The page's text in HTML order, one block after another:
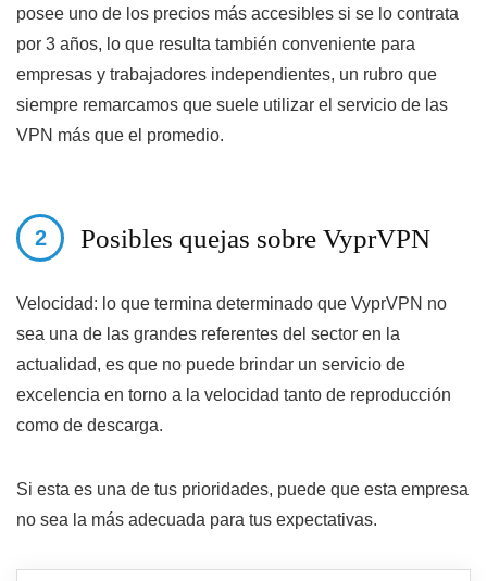
posee uno de los precios más accesibles si se lo contrata
por 3 años, lo que resulta también conveniente para
empresas y trabajadores independientes, un rubro que
siempre remarcamos que suele utilizar el servicio de las
VPN más que el promedio.
Posibles quejas sobre VyprVPN
Velocidad: lo que termina determinado que VyprVPN no
sea una de las grandes referentes del sector en la
actualidad, es que no puede brindar un servicio de
excelencia en torno a la velocidad tanto de reproducción
como de descarga.
Si esta es una de tus prioridades, puede que esta empresa
no sea la más adecuada para tus expectativas.